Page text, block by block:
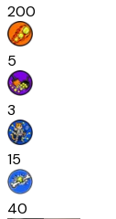
200
5
3
15
40